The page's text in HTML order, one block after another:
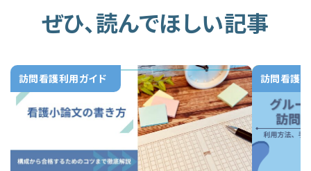
ぜひ、読んでほしい記事
訪問看護利用ガイド 訪問看護